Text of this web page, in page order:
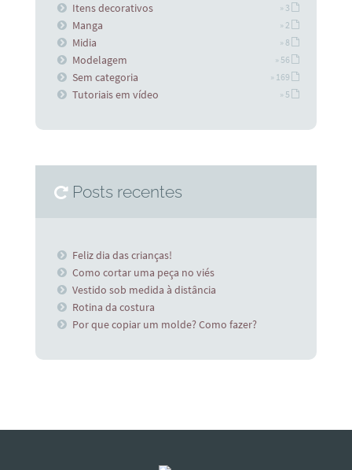
Itens decorativos » 3
Manga » 2
Midia » 8
Modelagem » 56
Sem categoria » 169
Tutoriais em vídeo » 5
Posts recentes
Feliz dia das crianças!
Como cortar uma peça no viés
Vestido sob medida à distância
Rotina da costura
Por que copiar um molde? Como fazer?